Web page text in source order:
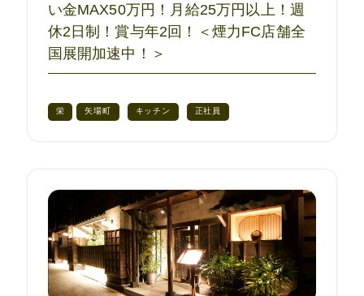
い金MAX50万円！月給25万円以上！週
休2日制！賞与年2回！＜煙力FC店舗全
国展開加速中！＞
栄 矢場町 キッチン 正社員